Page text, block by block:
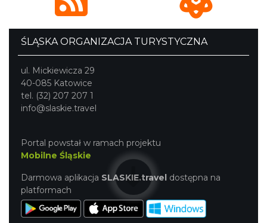
ŚLĄSKA ORGANIZACJA TURYSTYCZNA
ul. Mickiewicza 29
40-085 Katowice
tel. (32) 207 207 1
info@slaskie.travel
Portal powstał w ramach projektu
Mobilne Śląskie
Darmowa aplikacja SLASKIE.travel dostępna na
platformach